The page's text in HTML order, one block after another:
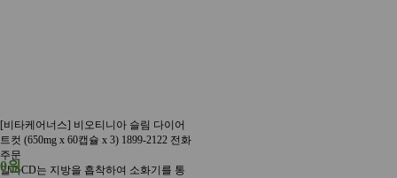
[비타케어너스] 비오티니아 슬림 다이어
트컷 (650mg x 60캡슐 x 3) 1899-2122 전화
주문
알파CD는 지방을 흡착하여 소화기를 통
0원